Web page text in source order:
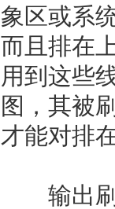
象区或系
而且排在
用到这些
图，其被
才能对排
输出刷